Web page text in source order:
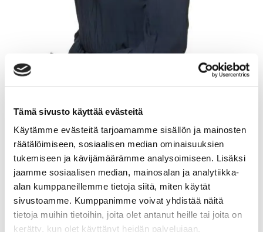
Tämä sivusto käyttää evästeitä
Käytämme evästeitä tarjoamamme sisällön ja mainosten
räätälöimiseen, sosiaalisen median ominaisuuksien
tukemiseen ja kävijämäärämme analysoimiseen. Lisäksi
jaamme sosiaalisen median, mainosalan ja analytiikka-
alan kumppaneillemme tietoja siitä, miten käytät
sivustoamme. Kumppanimme voivat yhdistää näitä
tietoja muihin tietoihin, joita olet antanut heille tai joita on
kerätty, kun olet käyttänyt heidän palvelujaan.
TIINA GLAD
Kiinteistönvälittäjä LKV, KiLAT
Sp-Koti Jämsä Kipinä | Kiinteistönvälitys Tanja